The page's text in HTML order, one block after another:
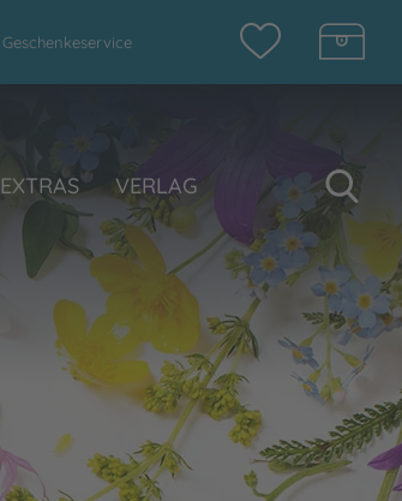
Geschenkeservice
EXTRAS VERLAG